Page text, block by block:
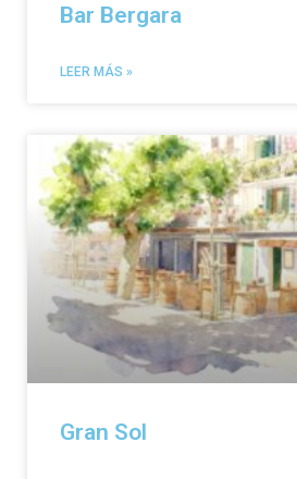
Bar Bergara
LEER MÁS »
Gran Sol